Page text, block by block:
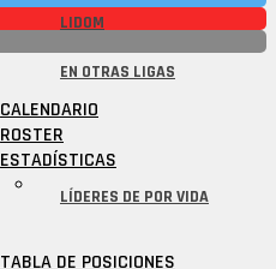
LIDOM
EN OTRAS LIGAS
CALENDARIO
ROSTER
ESTADÍSTICAS
LÍDERES DE POR VIDA
TABLA DE POSICIONES